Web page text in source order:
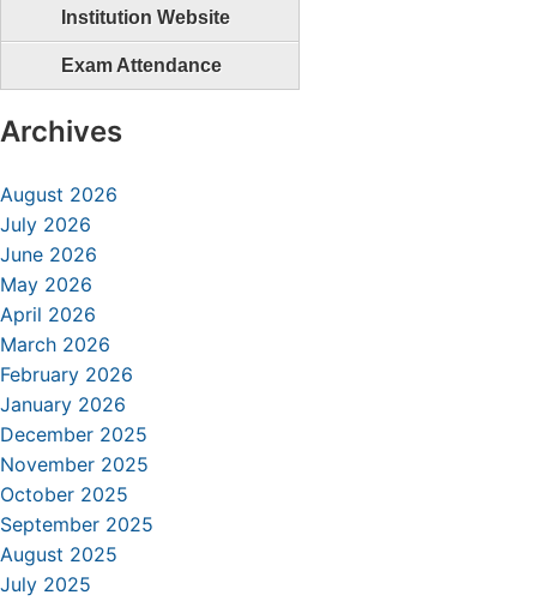
Institution Website
Exam Attendance
Archives
August 2026
July 2026
June 2026
May 2026
April 2026
March 2026
February 2026
January 2026
December 2025
November 2025
October 2025
September 2025
August 2025
July 2025